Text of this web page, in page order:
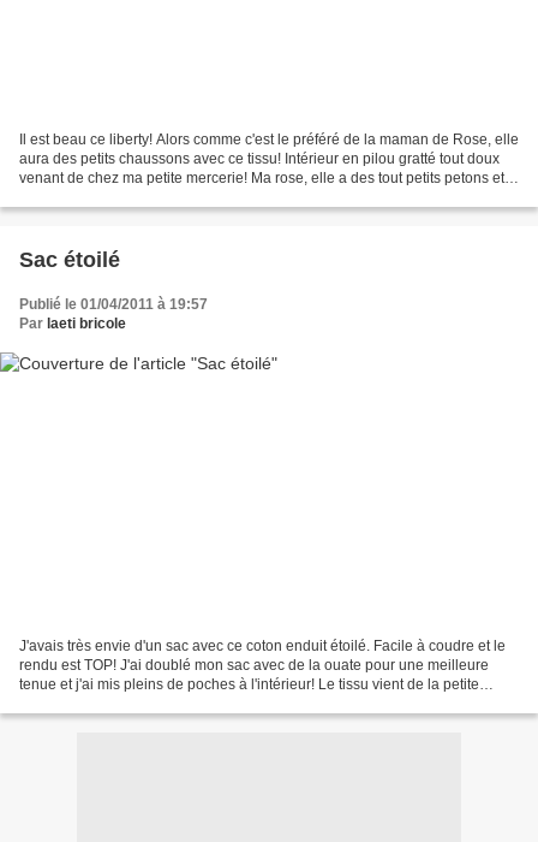
Il est beau ce liberty! Alors comme c'est le préféré de la maman de Rose, elle
aura des petits chaussons avec ce tissu! Intérieur en pilou gratté tout doux
venant de chez ma petite mercerie! Ma rose, elle a des tout petits petons et
Sac étoilé
Publié le 01/04/2011 à 19:57
Par laeti bricole
J'avais très envie d'un sac avec ce coton enduit étoilé. Facile à coudre et le
rendu est TOP! J'ai doublé mon sac avec de la ouate pour une meilleure
tenue et j'ai mis pleins de poches à l'intérieur! Le tissu vient de la petite